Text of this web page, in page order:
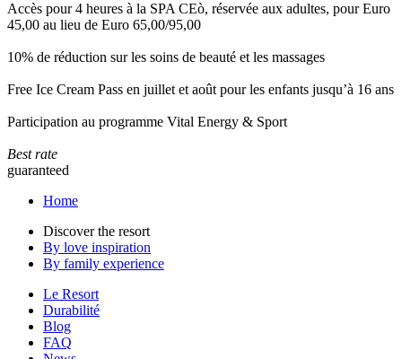
Accès pour 4 heures à la SPA CEò, réservée aux adultes, pour Euro
45,00 au lieu de Euro 65,00/95,00
10% de réduction sur les soins de beauté et les massages
Free Ice Cream Pass en juillet et août pour les enfants jusqu’à 16 ans
Participation au programme Vital Energy & Sport
Best rate
guaranteed
Home
Discover the resort
By love inspiration
By family experience
Le Resort
Durabilité
Blog
FAQ